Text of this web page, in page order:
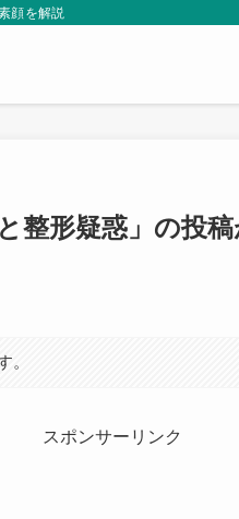
顔を解説
整形疑惑」の投
。
スポンサーリンク